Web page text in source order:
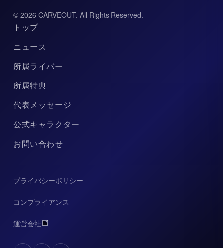
© 2026 CARVEOUT. All Rights Reserved.
トップ
ニュース
所属ライバー
所属特典
代表メッセージ
公式キャラクター
お問い合わせ
プライバシーポリシー
コンプライアンス
運営会社